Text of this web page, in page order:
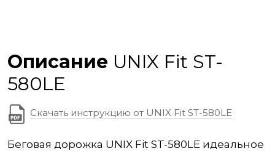
Описание UNIX Fit ST-
580LE
Скачать инструкцию от UNIX Fit ST-580LE
Беговая дорожка UNIX Fit ST-580LE идеальное